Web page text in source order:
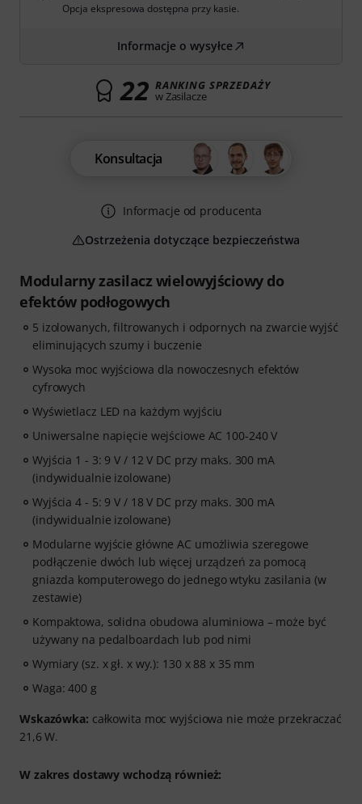
Modularny zasilacz wielowyjściowy do
efektów podłogowych
5 izolowanych, filtrowanych i odpornych na zwarcie wyjść
eliminujących szumy i buczenie
Wysoka moc wyjściowa dla nowoczesnych efektów
cyfrowych
Wyświetlacz LED na każdym wyjściu
Uniwersalne napięcie wejściowe AC 100-240 V
Wyjścia 1 - 3: 9 V / 12 V DC przy maks. 300 mA
(indywidualnie izolowane)
Wyjścia 4 - 5: 9 V / 18 V DC przy maks. 300 mA
(indywidualnie izolowane)
Modularne wyjście główne AC umożliwia szeregowe
podłączenie dwóch lub więcej urządzeń za pomocą
gniazda komputerowego do jednego wtyku zasilania (w
zestawie)
Kompaktowa, solidna obudowa aluminiowa – może być
używany na pedalboardach lub pod nimi
Wymiary (sz. x gł. x wy.): 130 x 88 x 35 mm
Waga: 400 g
Wskazówka: całkowita moc wyjściowa nie może przekraczać
21,6 W.
W zakres dostawy wchodzą również:
Opcja ekspresowa dostępna przy kasie.
Informacje o wysyłce
22 RANKING SPRZEDAŻY
w Zasilacze
Konsultacja
Informacje od producenta
Ostrzeżenia dotyczące bezpieczeństwa